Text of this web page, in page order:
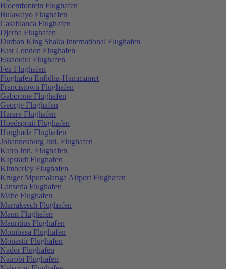
Bloemfontein Flughafen
Bulawayo Flughafen
Casablanca Flughafen
Djerba Flughafen
Durban King Shaka International Flughafen
East London Flughafen
Essaouira Flughafen
Fez Flughafen
Flughafen Enfidha-Hammamet
Francistown Flughafen
Gaborone Flughafen
George Flughafen
Harare Flughafen
Hoedspruit Flughafen
Hurghada Flughafen
Johannesburg Intl. Flughafen
Kairo Intl. Flughafen
Kapstadt Flughafen
Kimberley Flughafen
Kruger Mpumalanga Airport Flughafen
Lanseria Flughafen
Mahe Flughafen
Marrakesch Flughafen
Maun Flughafen
Mauritius Flughafen
Mombasa Flughafen
Monastir Flughafen
Nador Flughafen
Nairobi Flughafen